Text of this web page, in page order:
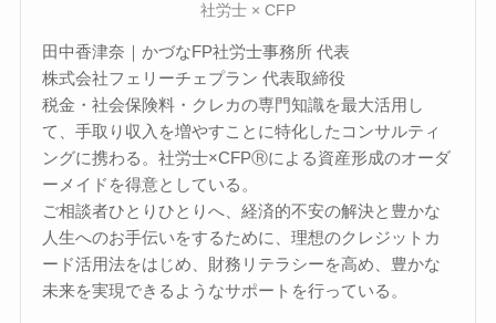
社労士 × CFP
田中香津奈｜かづなFP社労士事務所 代表
株式会社フェリーチェプラン 代表取締役
税金・社会保険料・クレカの専門知識を最大活用し
て、手取り収入を増やすことに特化したコンサルティ
ングに携わる。社労士×CFPⓇによる資産形成のオーダ
ーメイドを得意としている。
ご相談者ひとりひとりへ、経済的不安の解決と豊かな
人生へのお手伝いをするために、理想のクレジットカ
ード活用法をはじめ、財務リテラシーを高め、豊かな
未来を実現できるようなサポートを行っている。